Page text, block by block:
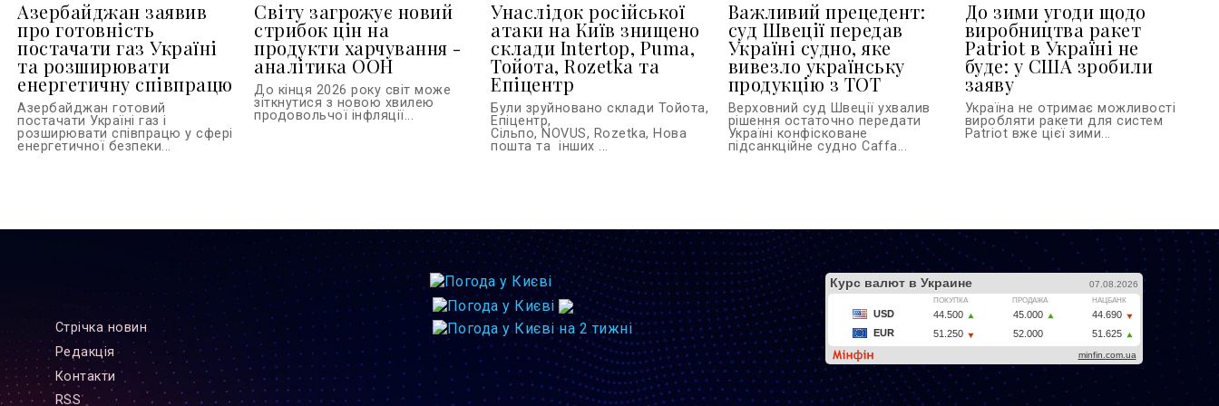
Азербайджан заявив
про готовність
постачати газ Україні
та розширювати
енергетичну співпрацю
Азербайджан готовий
постачати Україні газ і
розширювати співпрацю у сфері
енергетичної безпеки...
Світу загрожує новий
стрибок цін на
продукти харчування -
аналітика ООН
До кінця 2026 року світ може
зіткнутися з новою хвилею
продовольчої інфляції...
Унаслідок російської
атаки на Київ знищено
склади Intertop, Puma,
Тойота, Rozetka та
Епіцентр
Були зруйновано склади Тойота,
Епіцентр,
Сільпо, NOVUS, Rozetka, Нова
пошта та інших ...
Важливий прецедент:
суд Швеції передав
Україні судно, яке
вивезло українську
продукцію з ТОТ
Верховний суд Швеції ухвалив
рішення остаточно передати
Україні конфісковане
підсанкційне судно Caffa...
До зими угоди щодо
виробництва ракет
Patriot в Україні не
буде: у США зробили
заяву
Україна не отримає можливості
виробляти ракети для систем
Patriot вже цієї зими...
Стрiчка новин
Редакцiя
Контакти
RSS